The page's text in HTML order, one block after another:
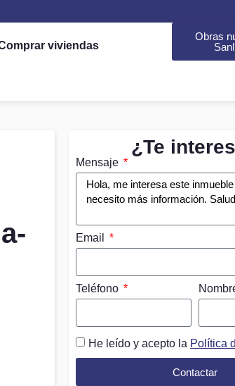
viviendas
Obras
¿Te
Mensaje
Email
Teléfono
He leído y acepto la Política
Contactar